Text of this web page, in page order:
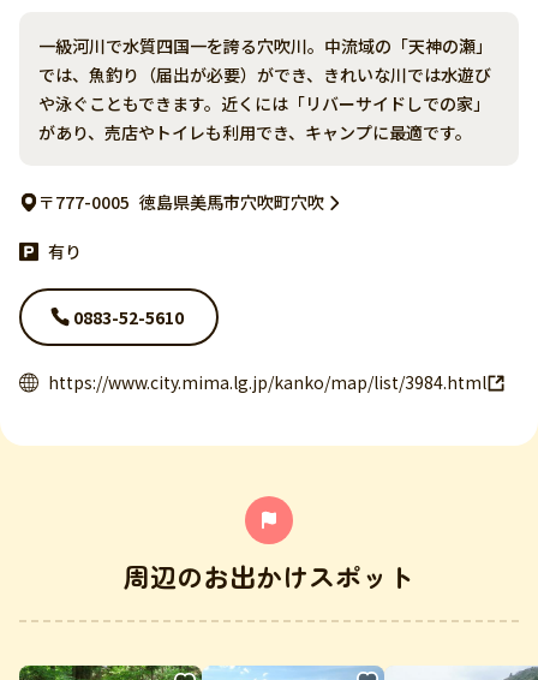
一級河川で水質四国一を誇る穴吹川。中流域の「天神の瀬」
では、魚釣り（届出が必要）ができ、きれいな川では水遊び
や泳ぐこともできます。近くには「リバーサイドしでの家」
があり、売店やトイレも利用でき、キャンプに最適です。
〒777-0005 徳島県美馬市穴吹町穴吹
有り
0883-52-5610
https://www.city.mima.lg.jp/kanko/map/list/3984.html
周辺のお出かけスポット